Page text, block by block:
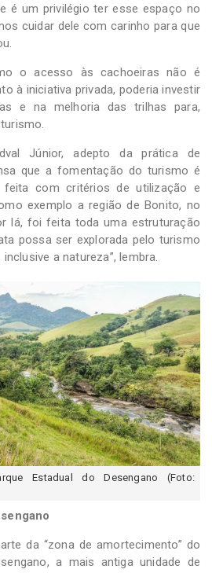
é um privilégio ter esse espaço no
cuidar dele com carinho para que
o acesso às cachoeiras não é
à iniciativa privada, poderia investir
e na melhoria das trilhas para,
Júnior, adepto da prática de
que a fomentação do turismo é
feita com critérios de utilização e
exemplo a região de Bonito, no
lá, foi feita toda uma estruturação
possa ser explorada pelo turismo
a natureza”, lembra.
Estadual do Desengano (Foto:
da “zona de amortecimento” do
a mais antiga unidade de